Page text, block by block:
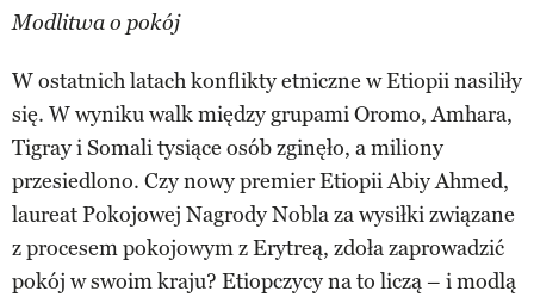
Modlitwa o pokój
W ostatnich latach konflikty etniczne w Etiopii nasiliły
się. W wyniku walk między grupami Oromo, Amhara,
Tigray i Somali tysiące osób zginęło, a miliony
przesiedlono. Czy nowy premier Etiopii Abiy Ahmed,
laureat Pokojowej Nagrody Nobla za wysiłki związane
z procesem pokojowym z Erytreą, zdoła zaprowadzić
pokój w swoim kraju? Etiopczycy na to liczą – i modlą